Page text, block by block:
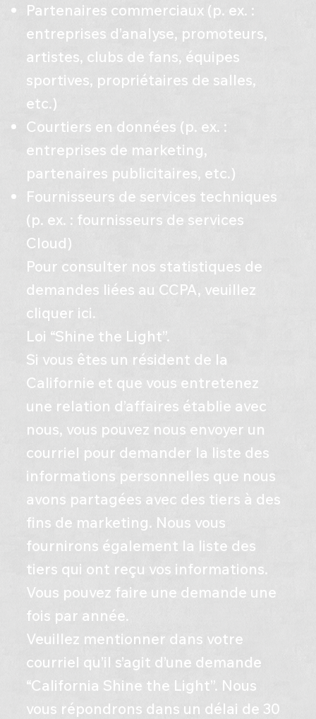
Partenaires commerciaux (p. ex. :
entreprises d’analyse, promoteurs,
artistes, clubs de fans, équipes
sportives, propriétaires de salles,
etc.)
Courtiers en données (p. ex. :
entreprises de marketing,
partenaires publicitaires, etc.)
Fournisseurs de services techniques
(p. ex. : fournisseurs de services
Cloud)
Pour consulter nos statistiques de
demandes liées au CCPA, veuillez
cliquer ici.
Loi “Shine the Light”.
Si vous êtes un résident de la
Californie et que vous entretenez
une relation d’affaires établie avec
nous, vous pouvez nous envoyer un
courriel pour demander la liste des
informations personnelles que nous
avons partagées avec des tiers à des
fins de marketing. Nous vous
fournirons également la liste des
tiers qui ont reçu vos informations.
Vous pouvez faire une demande une
fois par année.
Veuillez mentionner dans votre
courriel qu’il s’agit d’une demande
“California Shine the Light”. Nous
vous répondrons dans un délai de 30